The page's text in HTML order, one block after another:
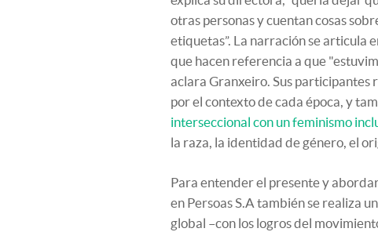
otras personas y cuentan cosas
etiquetas”. La narración se articula
que hacen referencia a que
aclara Granxeiro. Sus participantes
por el contexto de cada época, y
interseccional con un feminismo
la raza, la identidad de género, el
Para entender el presente y
en Persoas S.A también se realiza
global –con los logros del